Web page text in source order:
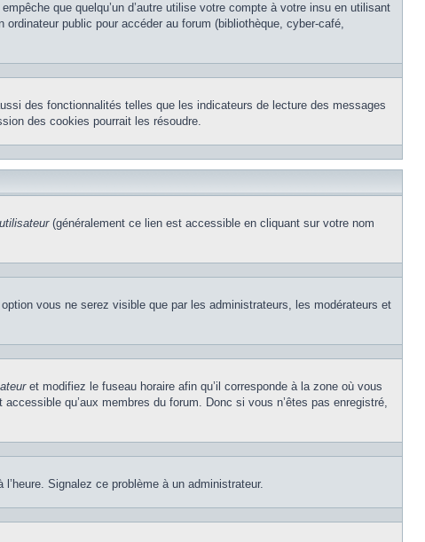
que quelqu’un d’autre utilise votre compte à votre insu en utilisant
public pour accéder au forum (bibliothèque, cyber-café,
des fonctionnalités telles que les indicateurs de lecture des messages
des cookies pourrait les résoudre.
(généralement ce lien est accessible en cliquant sur votre nom
vous ne serez visible que par les administrateurs, les modérateurs et
et modifiez le fuseau horaire afin qu’il corresponde à la zone où vous
qu’aux membres du forum. Donc si vous n’êtes pas enregistré,
Signalez ce problème à un administrateur.